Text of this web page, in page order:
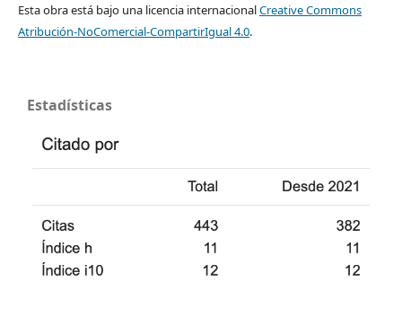
Esta obra está bajo una licencia internacionalCreative Commons
Atribución-NoComercial-CompartirIgual 4.0.
Estadísticas